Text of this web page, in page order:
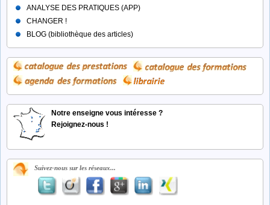
ANALYSE DES PRATIQUES (APP)
CHANGER !
BLOG (bibliothèque des articles)
Notre enseigne vous intéresse ?
Rejoignez-nous !
Suivez-nous sur les réseaux...